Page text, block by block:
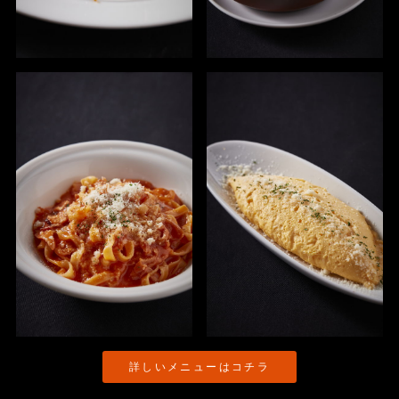
詳しいメニューはコチラ